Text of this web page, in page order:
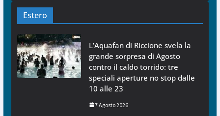
Estero
L’Aquafan di Riccione svela la
grande sorpresa di Agosto
contro il caldo torrido: tre
speciali aperture no stop dalle
10 alle 23
7 Agosto 2026